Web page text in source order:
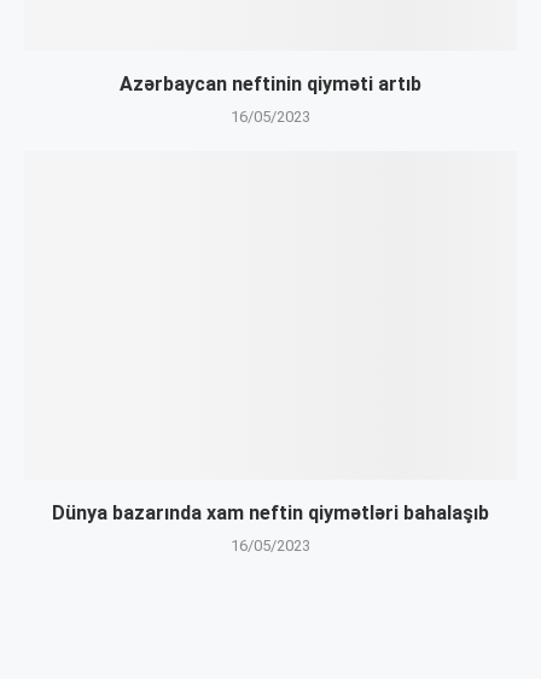
Azərbaycan neftinin qiyməti artıb
16/05/2023
Dünya bazarında xam neftin qiymətləri bahalaşıb
16/05/2023